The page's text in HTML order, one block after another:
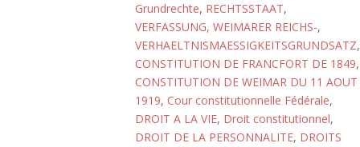
Grundrechte, RECHTSSTAAT,
VERFASSUNG, WEIMARER REICHS-,
VERHAELTNISMAESSIGKEITSGRUNDSATZ,
CONSTITUTION DE FRANCFORT DE 1849,
CONSTITUTION DE WEIMAR DU 11 AOUT
1919, Cour constitutionnelle Fédérale,
DROIT A LA VIE, Droit constitutionnel,
DROIT DE LA PERSONNALITE, DROITS